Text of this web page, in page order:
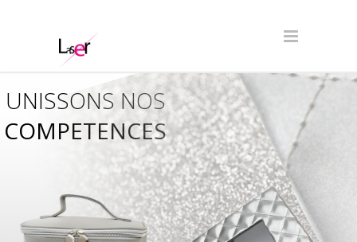
COMPETENCES
UNISSONS NOS